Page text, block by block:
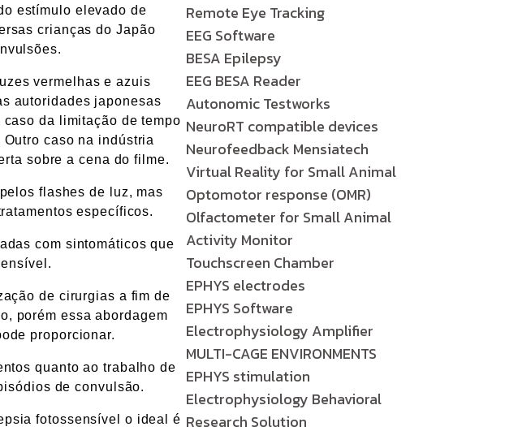
estímulo elevado de
crianças do Japão
vermelhas e azuis
autoridades japonesas
da limitação de tempo
caso na indústria
sobre a cena do filme.
flashes de luz, mas
específicos.
com sintomáticos que
de cirurgias a fim de
porém essa abordagem
proporcionar.
quanto ao trabalho de
de convulsão.
fotossensível o ideal é
Remote Eye Tracking
EEG Software
BESA Epilepsy
EEG BESA Reader
Autonomic Testworks
NeuroRT compatible devices
Neurofeedback Mensiatech
Virtual Reality for Small Animal
Optomotor response (OMR)
Olfactometer for Small Animal
Activity Monitor
Touchscreen Chamber
EPHYS electrodes
EPHYS Software
Electrophysiology Amplifier
MULTI-CAGE ENVIRONMENTS
EPHYS stimulation
Electrophysiology Behavioral
Research Solution